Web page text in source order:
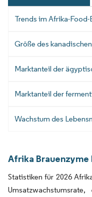
Trends im Afrika-
Größe des
Marktanteil der
Marktanteil der
Wachstum des
Afrika
Statistiken für 2026